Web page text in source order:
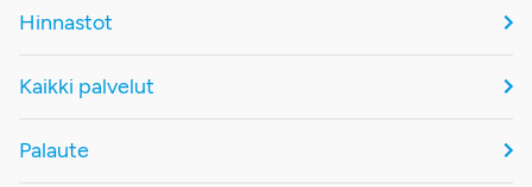
Hinnastot
Kaikki palvelut
Palaute